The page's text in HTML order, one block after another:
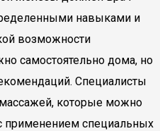
навыками и
возможности
самостоятельно дома, но
Специалисты
которые можно
применением специальных